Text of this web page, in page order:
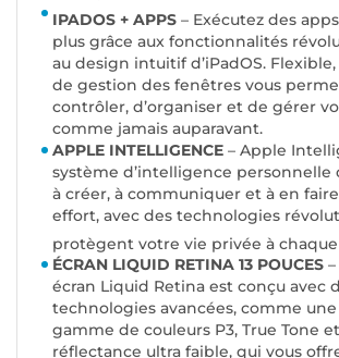
IPADOS + APPS – Exécutez des apps
plus grâce aux fonctionnalités
au design intuitif d’iPadOS.
de gestion des fenêtres vous
contrôler, d’organiser et de gérer
comme jamais auparavant.
APPLE INTELLIGENCE – Apple
système d’intelligence personnelle
à créer, à communiquer et à en
effort, avec des technologies
protègent votre vie privée à
ÉCRAN LIQUID RETINA 13 POUCES
écran Liquid Retina est conçu avec
technologies avancées, comme
gamme de couleurs P3, True Tone
réflectance ultra faible, qui vous